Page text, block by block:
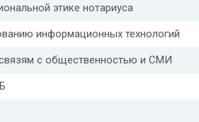
этике нотариуса
информационных технологий
с общественностью и СМИ